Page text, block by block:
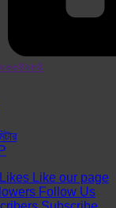
Likes Like our page
Follow Us